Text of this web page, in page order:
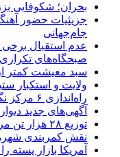
بحران؛ شکوفایی
جزیئیات حضور
جام‌جهانی
عدم استقبال
صبحگاه‌های
سبد معیشت کمتر از ۷۰ میلیون تومان
ولایت و استکبار
راه‌اندازی ۶ مرکز نگهداری کودکان اوتیسم در کشور
آگهی‌های جدید دیوار؛ اجاره
توزیع ۲۸ هزار تن مرغ منجمد در کشور برای تنظیم بازار
نقش کمربندی
آمریکا بازار